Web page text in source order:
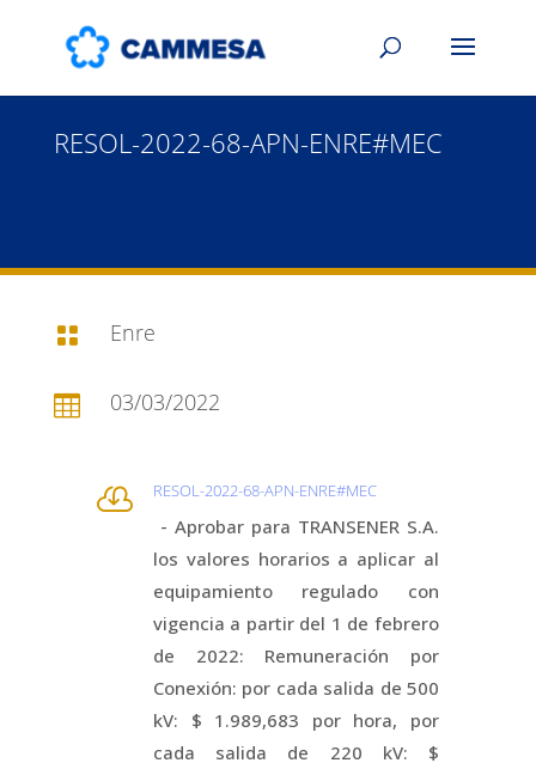
RESOL-2022-68-APN-ENRE#MEC
 Enre
 03/03/2022
 RESOL-2022-68-APN-ENRE#MEC
- Aprobar para TRANSENER S.A.
los valores horarios a aplicar al
equipamiento regulado con
vigencia a partir del 1 de febrero
de 2022: Remuneración por
Conexión: por cada salida de 500
kV: $ 1.989,683 por hora, por
cada salida de 220 kV: $